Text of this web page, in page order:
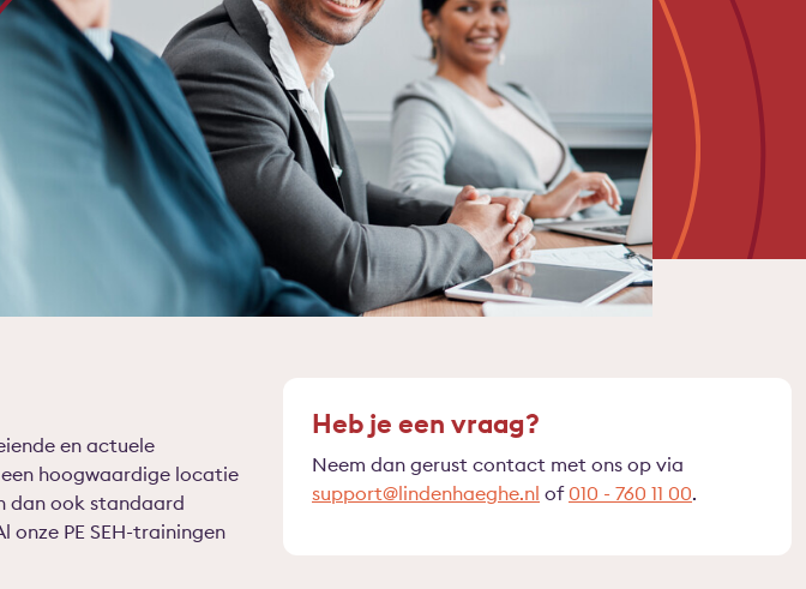
en actuele
hoogwaardige locatie
dan ook standaard
onze PE SEH-trainingen
Heb je een vraag?
Neem dan gerust contact met ons op via
support@lindenhaeghe.nl of 010 - 760 11 00.